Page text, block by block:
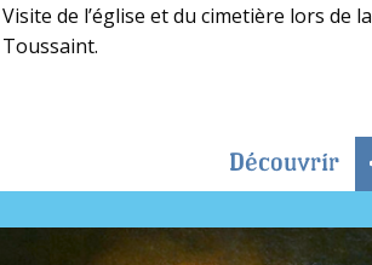
Visite de l’église et du cimetière lors de la
Toussaint.
Découvrir